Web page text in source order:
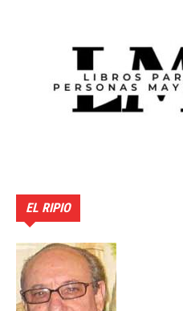
EL RIPIO